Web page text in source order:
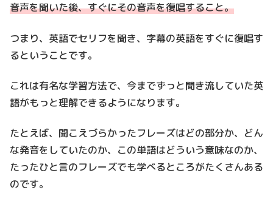
音声を聞いた後、すぐにその音声を復唱すること。
つまり、英語でセリフを聞き、字幕の英語をすぐに復唱す
るということです。
これは有名な学習方法で、今までずっと聞き流していた英
語がもっと理解できるようになります。
たとえば、聞こえづらかったフレーズはどの部分か、どん
な発音をしていたのか、この単語はどういう意味なのか、
たったひと言のフレーズでも学べるところがたくさんある
のです。